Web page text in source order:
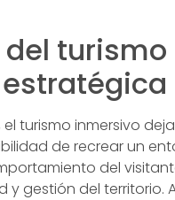
turismo inmersivo
de recrear un
del
y gestión del